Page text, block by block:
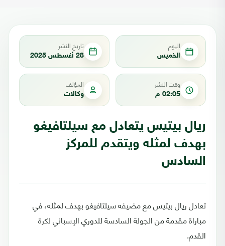
اليوم
الخميس
تاريخ النشر
28 أغسطس 2025
وقت النشر
02:05 م
المؤلف
وكالات
ريال بيتيس يتعادل مع سيلتافيغو
بهدف لمثله ويتقدم للمركز
السادس
تعادل ريال بيتيس مع مضيفه سيلتافيغو بهدف لمثله، في
مباراة مقدمة من الجولة السادسة للدوري الإسباني لكرة
القدم.